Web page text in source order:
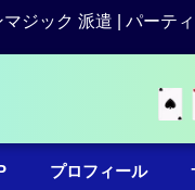
ジック 派遣 | パーテ
プロフィール